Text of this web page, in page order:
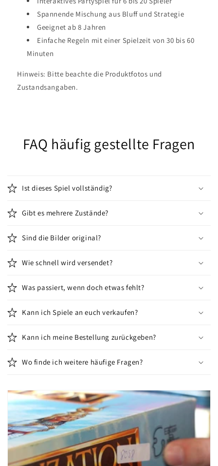
Spannende Mischung aus Bluff und Strategie
Geeignet ab 8 Jahren
Einfache Regeln mit einer Spielzeit von 30 bis 60
Minuten
Hinweis: Bitte beachte die Produktfotos und
Zustandsangaben.
FAQ häufig gestellte Fragen
Ist dieses Spiel vollständig?
Gibt es mehrere Zustände?
Sind die Bilder original?
Wie schnell wird versendet?
Was passiert, wenn doch etwas fehlt?
Kann ich Spiele an euch verkaufen?
Kann ich meine Bestellung zurückgeben?
Wo finde ich weitere häufige Fragen?